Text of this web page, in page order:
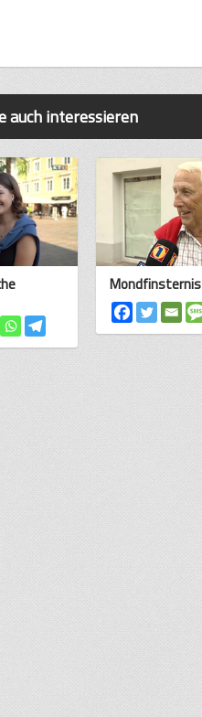
auch interessieren
Mondfinsternis